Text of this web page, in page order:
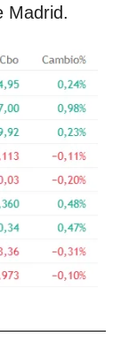
Madrid.